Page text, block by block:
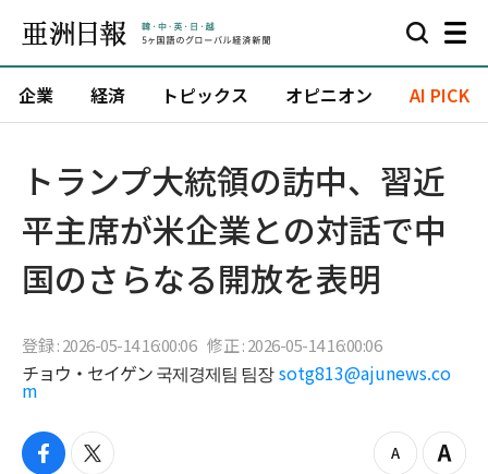
企業 経済 トピックス オピニオン AI PICK
トランプ大統領の訪中、習近
平主席が米企業との対話で中
国のさらなる開放を表明
登録 : 2026-05-14 16:00:06 修正 : 2026-05-14 16:00:06
チョウ・セイゲン 국제경제팀 팀장 sotg813@ajunews.co
m
f
t
z
Z